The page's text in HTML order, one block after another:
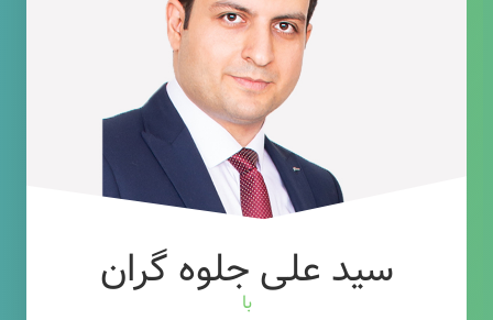
سید علی جلوه گران
بازاریاب